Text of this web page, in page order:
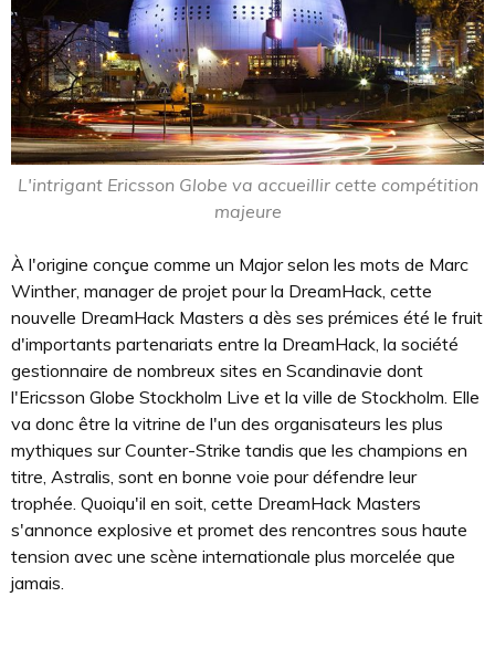
L'intrigant Ericsson Globe va accueillir cette compétition
majeure
À l'origine conçue comme un Major selon les mots de Marc
Winther, manager de projet pour la DreamHack, cette
nouvelle DreamHack Masters a dès ses prémices été le fruit
d'importants partenariats entre la DreamHack, la société
gestionnaire de nombreux sites en Scandinavie dont
l'Ericsson Globe Stockholm Live et la ville de Stockholm. Elle
va donc être la vitrine de l'un des organisateurs les plus
mythiques sur Counter-Strike tandis que les champions en
titre, Astralis, sont en bonne voie pour défendre leur
trophée. Quoiqu'il en soit, cette DreamHack Masters
s'annonce explosive et promet des rencontres sous haute
tension avec une scène internationale plus morcelée que
jamais.